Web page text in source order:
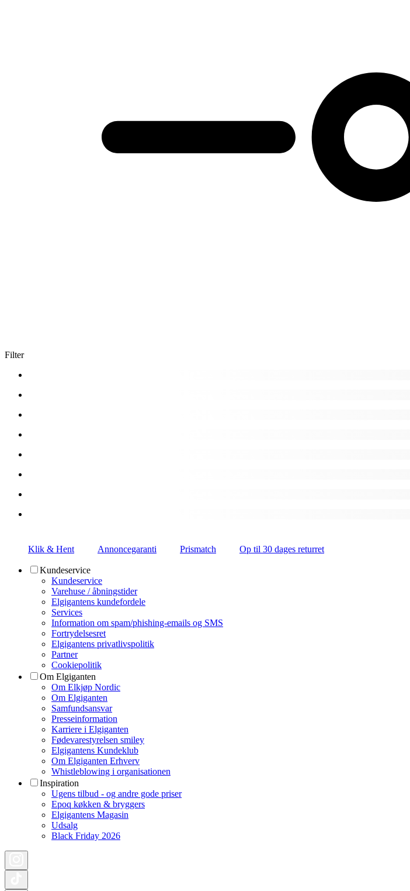
Filter
Klik & Hent Annoncegaranti Prismatch Op til 30 dages returret
Kundeservice
Kundeservice
Varehuse / åbningstider
Elgigantens kundefordele
Services
Information om spam/phishing-emails og SMS
Fortrydelsesret
Elgigantens privatlivspolitik
Partner
Cookiepolitik
Om Elgiganten
Om Elkjøp Nordic
Om Elgiganten
Samfundsansvar
Presseinformation
Karriere i Elgiganten
Fødevarestyrelsen smiley
Elgigantens Kundeklub
Om Elgiganten Erhverv
Whistleblowing i organisationen
Inspiration
Ugens tilbud - og andre gode priser
Epoq køkken & bryggers
Elgigantens Magasin
Udsalg
Black Friday 2026